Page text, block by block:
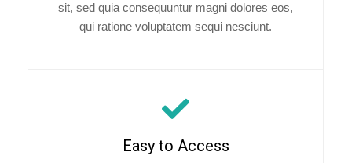
sit, sed quia consequuntur magni dolores eos,
qui ratione voluptatem sequi nesciunt.
Easy to Access